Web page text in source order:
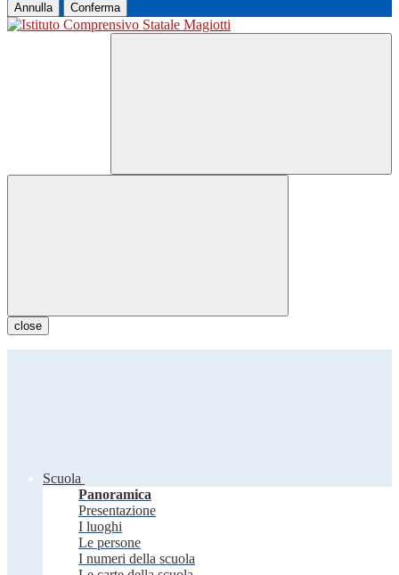
Annulla Conferma
close
Scuola
Panoramica
Presentazione
I luoghi
Le persone
I numeri della scuola